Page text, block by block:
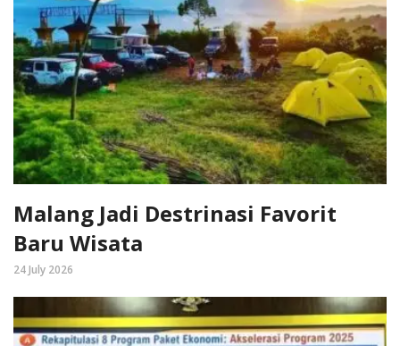
Malang Jadi Destrinasi Favorit
Baru Wisata
24 July 2026